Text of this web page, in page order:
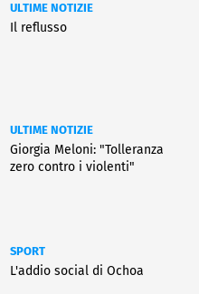
ULTIME NOTIZIE
Il reflusso
ULTIME NOTIZIE
Giorgia Meloni: "Tolleranza
zero contro i violenti"
SPORT
L'addio social di Ochoa